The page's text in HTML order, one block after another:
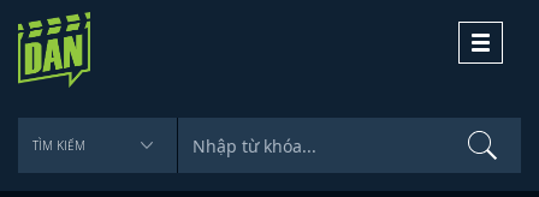
Toggle